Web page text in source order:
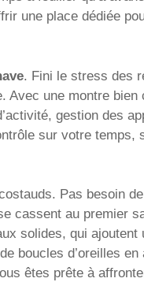
une place dédiée
. Fini le stress des
Avec une montre
gestion des
sur votre temps,
Pas besoin
cassent au premier
solides, qui ajoutent
boucles d’oreilles
êtes prête à